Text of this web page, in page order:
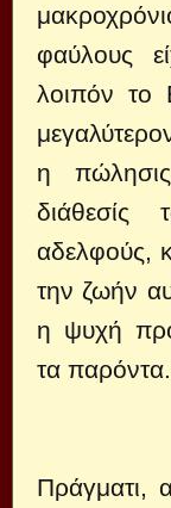
φαύλους
λοιπόν το
η
αδελφούς,
την ζωήν
η ψυχή
τα παρόντα.
Πράγματι,